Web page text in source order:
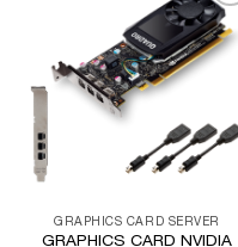
Add to
Wishlist
GRAPHICS CARD SERVER
GRAPHICS CARD NVIDIA